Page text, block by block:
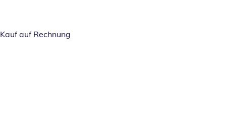
Kauf auf Rechnung